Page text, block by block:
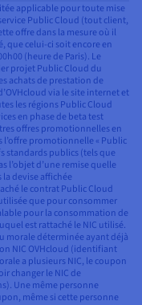
applicable pour toute mise
Public Cloud (tout client,
offre dans la mesure où il
que celui-ci soit encore en
(heure de Paris). Le
projet Public Cloud du
achats de prestation de
via le site internet et
les régions Public Cloud
en phase de beta test
offres promotionnelles en
l’offre promotionnelle « Public
standards publics (tels que
l’objet d’une remise quelle
la devise affichée
le contrat Public Cloud
que pour consommer
pour la consommation de
est rattaché le NIC utilisé.
morale déterminée ayant déjà
NIC OVHcloud (identifiant
a plusieurs NIC, le coupon
changer le NIC de
Une même personne
même si cette personne